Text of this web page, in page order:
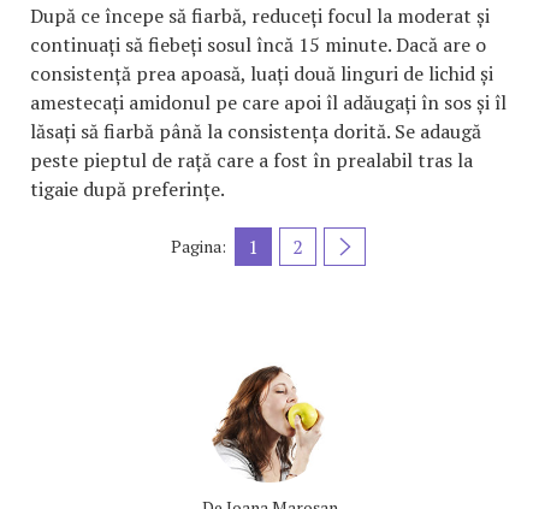
După ce începe să fiarbă, reduceți focul la moderat și
continuați să fiebeți sosul încă 15 minute. Dacă are o
consistență prea apoasă, luați două linguri de lichid și
amestecați amidonul pe care apoi îl adăugați în sos și îl
lăsați să fiarbă până la consistența dorită. Se adaugă
peste pieptul de rață care a fost în prealabil tras la
tigaie după preferințe.
Pagina: 1 2